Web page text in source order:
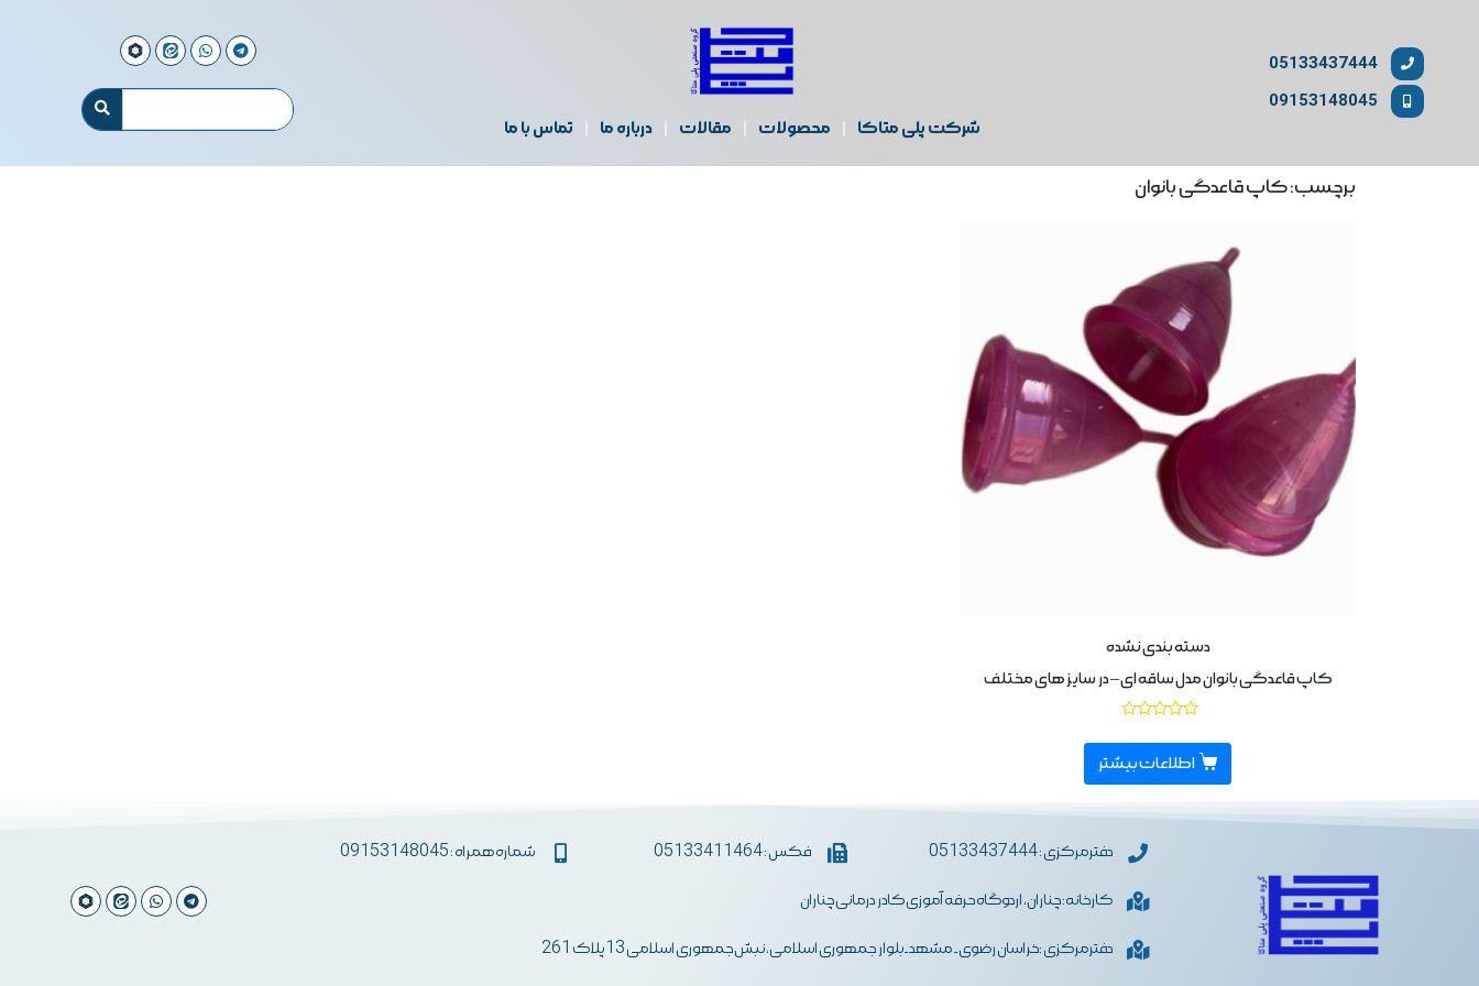
05133437444
09153148045
شرکت پلی متاکا محصولات مقالات درباره ما تماس با ما
برچسب: کاپ قاعدگی بانوان
دسته بندی نشده
کاپ قاعدگی بانوان مدل ساقه ای – در سایز های مختلف
0
از
5اطلاعات بیشتر
دفترمرکزی : 05133437444 فکس : 05133411464 شماره همراه : 09153148045
کارخانه: چناران، اردوگاه حرفه آموزی کادر درمانی چناران
دفترمرکزی :خراسان رضوی- مشهد-بلوار جمهوری اسلامی، نبش جمهوری اسلامی 13 پلاک 261